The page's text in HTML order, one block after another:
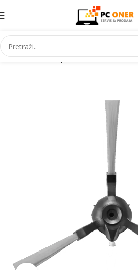
Početna Smartphones Accessories